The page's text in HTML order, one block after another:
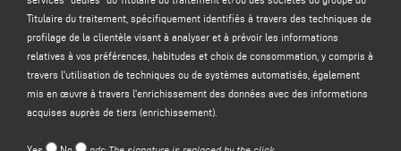
services et les produits du responsable du traitement
et/ou des
sociétés du
groupe
du responsable du traitement et/ou des événements organisés par
eux ou vous contacter à des fins d'étude de marché par téléphone avec un
opérateur ou par des méthodes de contact automatisées (par exemple,
campagnes de courrier électronique automatisées, SMS, contact
téléphonique automatisé, messagerie instantanée, etc ;
traitement et/ou des sociétés du Groupe du Titulaire du traitement
Titulaire du traitement, spécifiquement identifiés à travers des techniques de
profilage de la clientèle visant à analyser et à prévoir les informations
relatives à vos préférences, habitudes et choix de consommation, y compris à
travers l'utilisation de techniques ou de systèmes automatisés, également
mis en œuvre à travers l'enrichissement des données avec des informations
acquises auprès de tiers (enrichissement).